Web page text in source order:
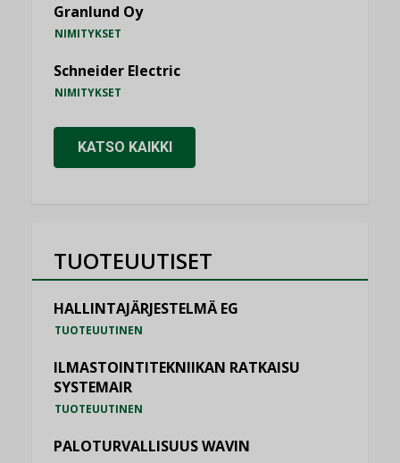
Granlund Oy
NIMITYKSET
Schneider Electric
NIMITYKSET
KATSO KAIKKI
TUOTEUUTISET
HALLINTAJÄRJESTELMÄ EG
TUOTEUUTINEN
ILMASTOINTITEKNIIKAN RATKAISU
SYSTEMAIR
TUOTEUUTINEN
PALOTURVALLISUUS WAVIN